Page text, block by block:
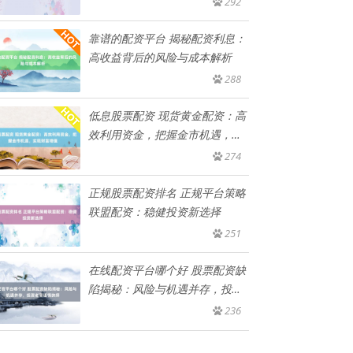
靠谱的配资平台 揭秘配资利息：
高收益背后的风险与成本解析
288
低息股票配资 现货黄金配资：高
效利用资金，把握金市机遇，实
274
正规股票配资排名 正规平台策略
联盟配资：稳健投资新选择
251
在线配资平台哪个好 股票配资缺
陷揭秘：风险与机遇并存，投资
236